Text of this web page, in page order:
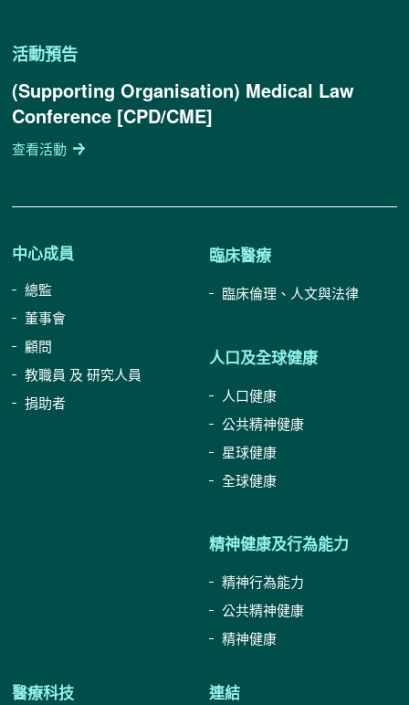
活動預告
(Supporting Organisation) Medical Law
Conference [CPD/CME]
查看活動
中心成員
總監
董事會
顧問
教職員 及 研究人員
捐助者
臨床醫療
臨床倫理、人文與法律
人口及全球健康
人口健康
公共精神健康
星球健康
全球健康
精神健康及行為能力
精神行為能力
公共精神健康
精神健康
醫療科技 連結